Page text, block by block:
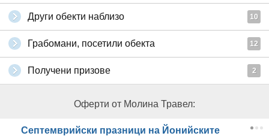
Други обекти наблизо 10
Грабомани, посетили обекта 12
Получени призове 2
Оферти от Молина Травел:
Септемврийски празници на Йонийските